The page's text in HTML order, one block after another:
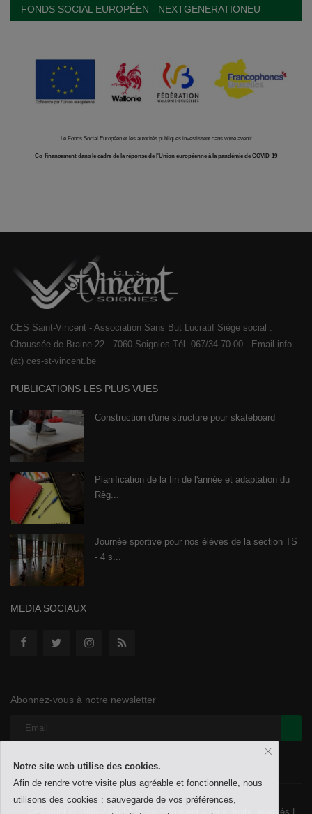
FONDS SOCIAL EUROPÉEN - NEXTGENERATIONEU
Le Fonds Social Européen et les autorités publiques investissent dans votre avenir
Co-financement dans le cadre de la réponse de l'Union européenne à la pandémie de COVID-19
CES Saint-Vincent - Association Sans But Lucratif Siège social :
Chaussée de Braine 22 - 7060 Soignies Tél. 067/34.70.00 - Email info
(at) ces-st-vincent.be
PUBLICATIONS LES PLUS VUES
Construction d'une structure pour skateboard
Planification de la fin de l'année et adaptation du
Règ...
Journée sportive pour nos élèves de la section TS
- 4 s...
MEDIA SOCIAUX
Abonnez-vous à notre newsletter
Copyright © 1999-2026 CES Saint-Vincent - Tous droits réservés |
Notre site web utilise des cookies.
Afin de rendre votre visite plus agréable et fonctionnelle, nous
utilisons des cookies : sauvegarde de vos préférences,